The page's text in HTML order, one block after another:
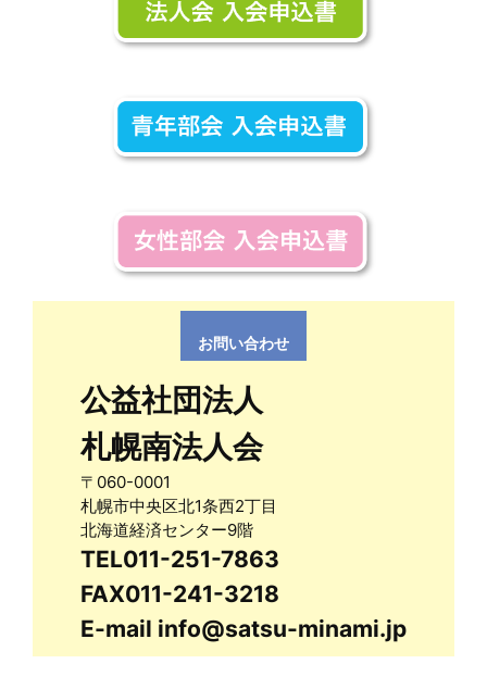
お問い合わせ
公益社団法人
札幌南法人会
〒060-0001
札幌市中央区北1条西2丁目
北海道経済センター9階
TEL011-251-7863
FAX011-241-3218
E-mail info@satsu-minami.jp